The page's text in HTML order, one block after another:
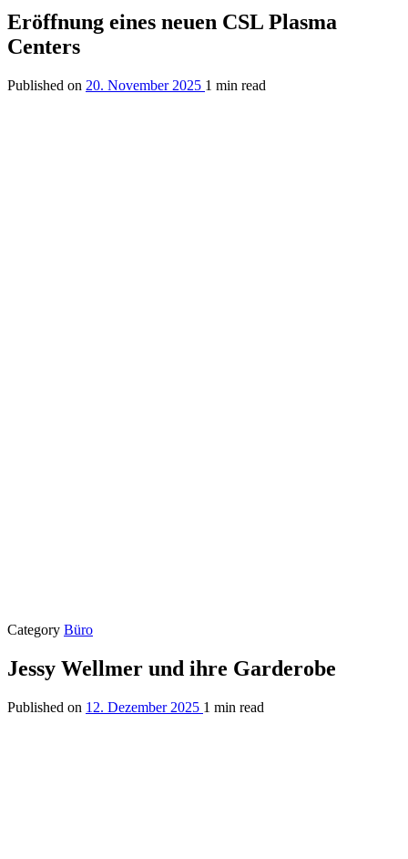
Eröffnung eines neuen CSL Plasma
Centers
Published on 20. November 2025 1 min read
Category Büro
Jessy Wellmer und ihre Garderobe
Published on 12. Dezember 2025 1 min read